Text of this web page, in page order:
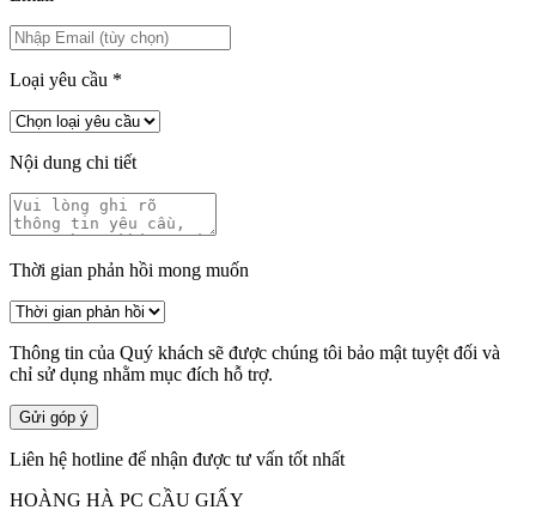
Loại yêu cầu *
Nội dung chi tiết
Thời gian phản hồi mong muốn
Thông tin của Quý khách sẽ được chúng tôi bảo mật tuyệt đối và
chỉ sử dụng nhằm mục đích hỗ trợ.
Gửi góp ý
Liên hệ hotline để nhận được tư vấn tốt nhất
HOÀNG HÀ PC CẦU GIẤY